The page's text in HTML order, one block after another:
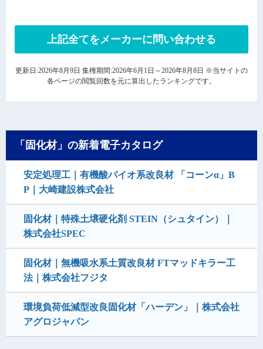
上記全てをメーカーに問い合わせる
更新日:2026年8月9日 集権期間:2026年6月1日～2026年8月8日 ※当サイトの
各ページの閲覧回数を元に算出したランキングです。
「固化材」の新着電子カタログ
安定処理工｜有機酸バイオ系改良材 「コーンα」B
P｜大崎建設株式会社
固化材｜特殊土壌硬化剤 STEIN（シュタイン）｜
株式会社SPEC
固化材｜無機吸水系土質改良材 FTマッドキラー工
法｜株式会社フジタ
環境負荷低減型改良固化材「ハーデン」｜株式会社
アグロジャパン